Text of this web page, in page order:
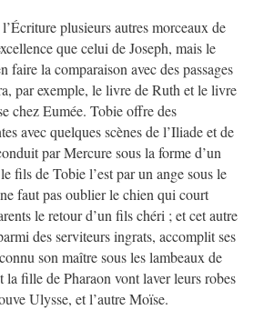
plusieurs autres morceaux de
que celui de Joseph, mais le
faire la comparaison avec des passages
par exemple, le livre de Ruth et le livre
chez Eumée. Tobie offre des
avec quelques scènes de l’Iliade et de
par Mercure sous la forme d’un
fils de Tobie l’est par un ange sous le
faut pas oublier le chien qui court
le retour d’un fils chéri ; et cet autre
des serviteurs ingrats, accomplit ses
son maître sous les lambeaux de
la fille de Pharaon vont laver leurs robes
Ulysse, et l’autre Moïse.